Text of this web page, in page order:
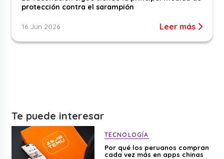
protección contra el sarampión
16 Jun 2026 Leer más
Te puede interesar
TECNOLOGÍA
Por qué los peruanos compran
cada vez más en apps chinas